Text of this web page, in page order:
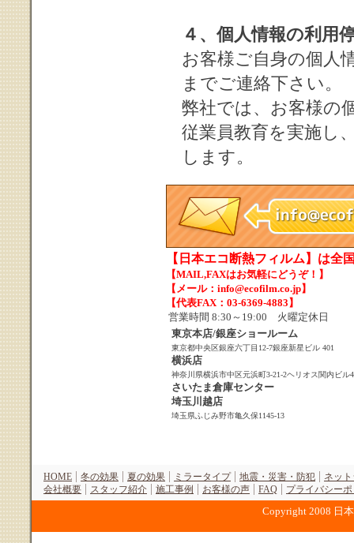
４、個人情報の利用
お客様ご自身の個人
までご連絡下さい。
弊社では、お客様の
従業員教育を実施し
します。
【日本エコ断熱フィルム】は全
【MAIL,FAXはお気軽にどうぞ！】
【メール：info@ecofilm.co.jp】
【代表FAX：03-6369-4883】
営業時間 8:30～19:00 火曜定休日
東京本店/銀座ショールーム
東京都中央区銀座六丁目12-7銀座新星ビル 401
横浜店
神奈川県横浜市中区元浜町3-21-2ヘリオス関内ビル
さいたま倉庫センター
埼玉川越店
埼玉県ふじみ野市亀久保1145-13
HOME 冬の効果 夏の効果 ミラータイプ 地震・災害・防犯
ネッ
会社概要
スタッフ紹介 施工事例 お客様の声 FAQ プライバシー
Copyright 2008 日